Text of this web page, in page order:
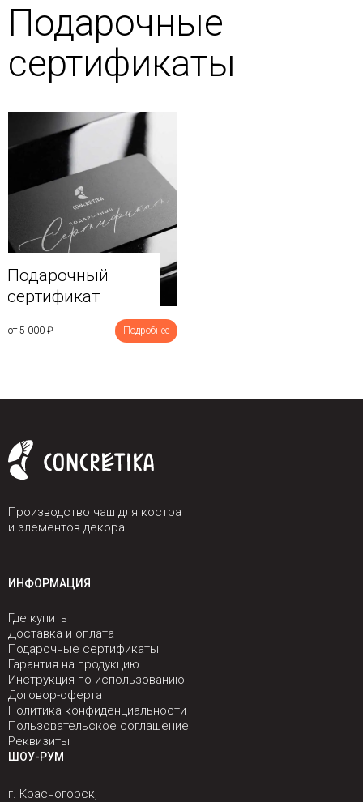
Подарочные
сертификаты
Подарочный
сертификат
от 5 000 ₽ Подробнее
Производство чаш для костра
и элементов декора
ИНФОРМАЦИЯ
Где купить
Доставка и оплата
Подарочные сертификаты
Гарантия на продукцию
Инструкция по использованию
Договор-оферта
Политика конфиденциальности
Пользовательское соглашение
Реквизиты
ШОУ-РУМ
г. Красногорск,